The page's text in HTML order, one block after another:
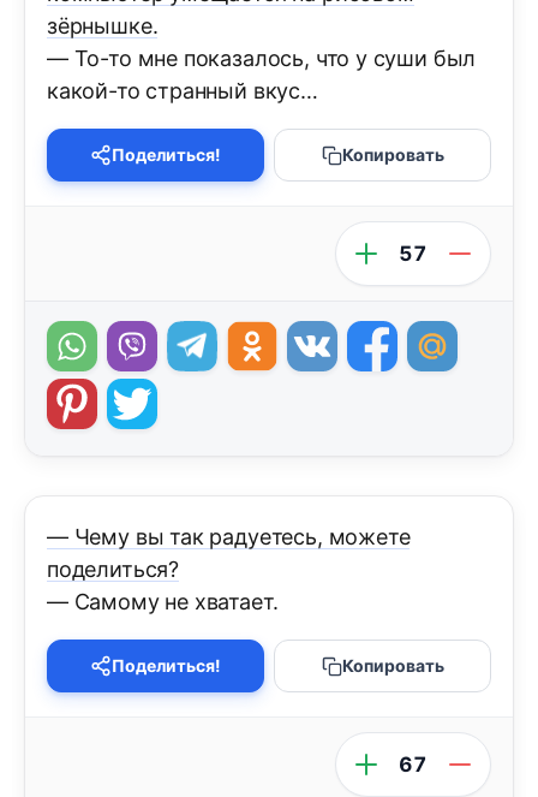
зёрнышке.
— То-то мне показалось, что у суши был
какой-то странный вкус…
Поделиться! Копировать
57
— Чему вы так радуетесь, можете
поделиться?
— Самому не хватает.
Поделиться! Копировать
67